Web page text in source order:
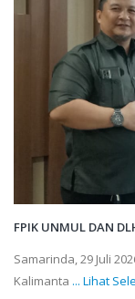
FPIK UNMUL DAN
Samarinda, 29 Juli
Kalimanta ... Lihat